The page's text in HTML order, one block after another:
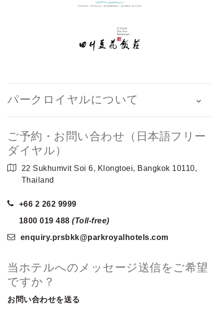
パークロイヤルについて
ご予約・お問い合わせ（日本語フリー
ダイヤル）
22 Sukhumvit Soi 6, Klongtoei, Bangkok 10110,
Thailand
+66 2 262 9999
1800 019 488 (Toll-free)
enquiry.prsbkk@parkroyalhotels.com
当ホテルへのメッセージ送信をご希望
ですか？
お問い合わせを送る